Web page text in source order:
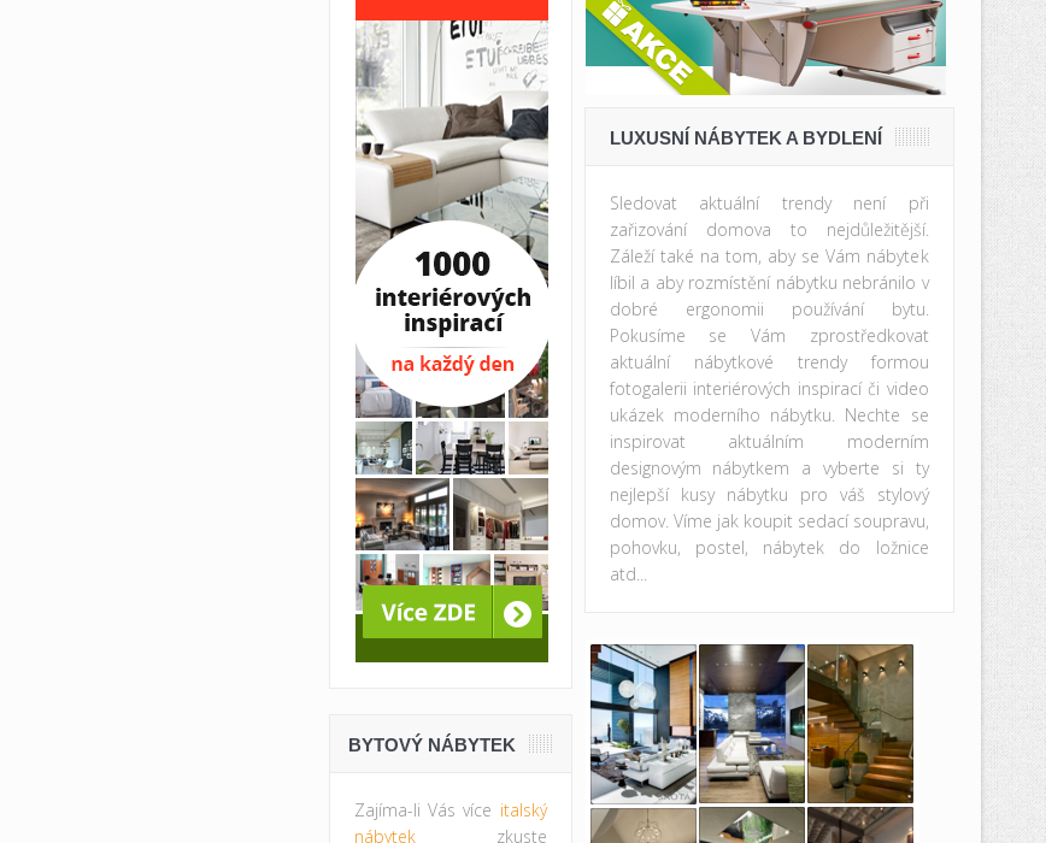
BYTOVÝ NÁBYTEK
Zajíma-li Vás více italský
nábytekzkuste
LUXUSNÍ NÁBYTEK A BYDLENÍ
Sledovat aktuální trendy není při
zařizování domova to nejdůležitější.
Záleží také na tom, aby se Vám nábytek
líbil a aby rozmístění nábytku nebránilo v
dobré ergonomii používání bytu.
Pokusíme se Vám zprostředkovat
aktuální nábytkové trendy formou
fotogalerii interiérových inspirací či video
ukázek moderního nábytku. Nechte se
inspirovat aktuálním moderním
designovým nábytkem a vyberte si ty
nejlepší kusy nábytku pro váš stylový
domov. Víme jak koupit sedací soupravu,
pohovku, postel, nábytek do ložnice
atd...